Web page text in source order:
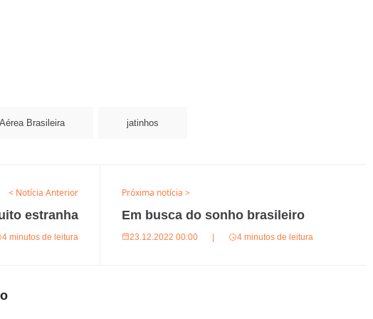
Brasileira jatinhos
< Notícia Anterior
estranha
4 minutos de leitura
Próxima notícia >
Em busca do sonho brasileiro
23.12.2022 00:00 4 minutos de leitura